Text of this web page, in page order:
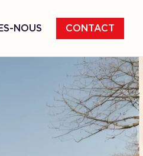
NOUS CONTACT